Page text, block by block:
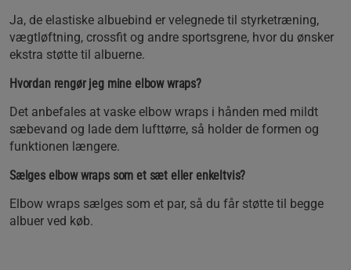
Ja, de elastiske albuebind er velegnede til styrketræning,
vægtløftning, crossfit og andre sportsgrene, hvor du ønsker
ekstra støtte til albuerne.
Hvordan rengør jeg mine elbow wraps?
Det anbefales at vaske elbow wraps i hånden med mildt
sæbevand og lade dem lufttørre, så holder de formen og
funktionen længere.
Sælges elbow wraps som et sæt eller enkeltvis?
Elbow wraps sælges som et par, så du får støtte til begge
albuer ved køb.